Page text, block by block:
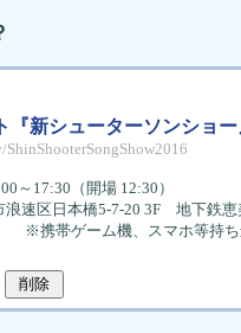
『新シューターソンショ
～17:30（開場 12:30）
浪速区日本橋5-7-20 3F 地下鉄
※携帯ゲーム機、スマホ等持